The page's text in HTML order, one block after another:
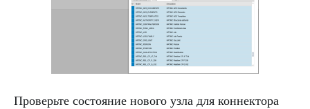
Проверьте состояние нового узла для коннектора